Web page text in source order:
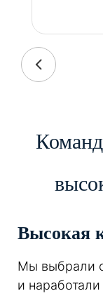
Высокая
Мы выбрали
и